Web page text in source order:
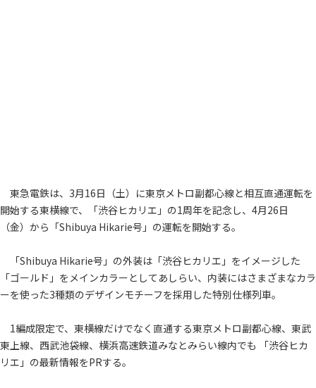
東急電鉄は、3月16日（土）に東京メトロ副都心線と相互直通運転を
開始する東横線で、「渋谷ヒカリエ」の1周年を記念し、4月26日
（金）から「Shibuya Hikarie号」の運転を開始する。
「Shibuya Hikarie号」の外装は「渋谷ヒカリエ」をイメージした
「ゴールド」をメインカラーとしてあしらい、内装にはさまざまなカラ
ーを使った3種類のデザインモチーフを採用した特別仕様列車。
1編成限定で、東横線だけでなく直通する東京メトロ副都心線、東武
東上線、西武池袋線、横浜高速鉄道みなとみらい線内でも 「渋谷ヒカ
リエ」の最新情報をPRする。